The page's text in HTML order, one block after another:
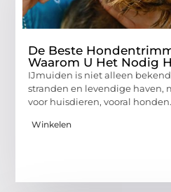
De Beste
Waarom U Het Nodig
IJmuiden is niet alleen
stranden en levendige haven,
voor huisdieren, vooral
Winkelen